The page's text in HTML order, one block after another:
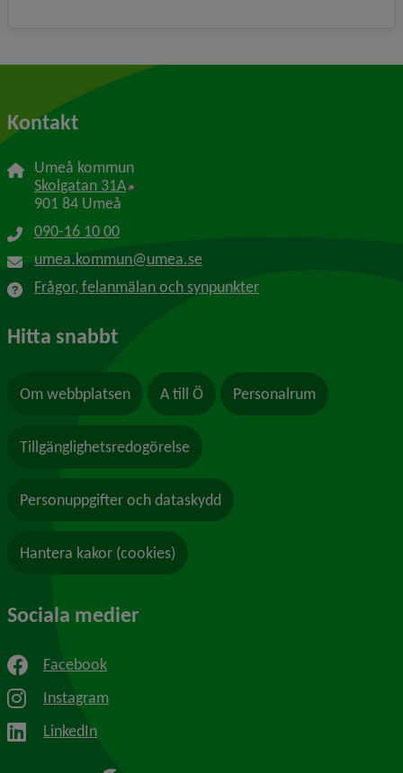
Kontakt
Umeå kommun
Skolgatan 31A Länk till annan webbplats, öppnas i nytt
901 84 Umeå
090-16 10 00
umea.kommun@umea.se
Frågor, felanmälan och synpunkter
Hitta snabbt
Om webbplatsen A till Ö Personalrum
Tillgänglighetsredogörelse
Personuppgifter och dataskydd
Hantera kakor (cookies)
Sociala medier
Facebook
Instagram
LinkedIn